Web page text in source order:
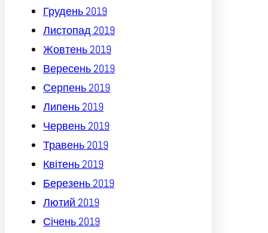
Грудень 2019
Листопад 2019
Жовтень 2019
Вересень 2019
Серпень 2019
Липень 2019
Червень 2019
Травень 2019
Квітень 2019
Березень 2019
Лютий 2019
Січень 2019